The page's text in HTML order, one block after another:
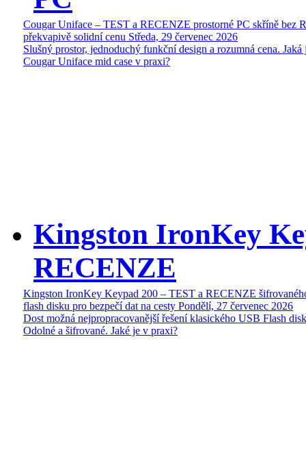
Cougar Uniface – TEST a RECENZE prostorné PC skříně bez
překvapivě solidní cenu Středa, 29 červenec 2026
Slušný prostor, jednoduchý funkční design a rozumná cena. Jaká
Cougar Uniface mid case v praxi?
Kingston IronKey
RECENZE
Kingston IronKey Keypad 200 – TEST a RECENZE
flash disku pro bezpečí dat na cesty Pondělí, 27 červenec 2026
Dost možná nejpropracovanější řešení klasického USB Flash
Odolné a šifrované. Jaké je v praxi?